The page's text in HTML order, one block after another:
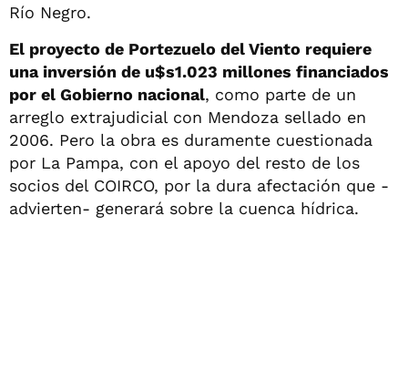
Río Negro.
El proyecto de Portezuelo del Viento requiere
una inversión de u$s1.023 millones financiados
por el Gobierno nacional, como parte de un
arreglo extrajudicial con Mendoza sellado en
2006. Pero la obra es duramente cuestionada
por La Pampa, con el apoyo del resto de los
socios del COIRCO, por la dura afectación que -
advierten- generará sobre la cuenca hídrica.